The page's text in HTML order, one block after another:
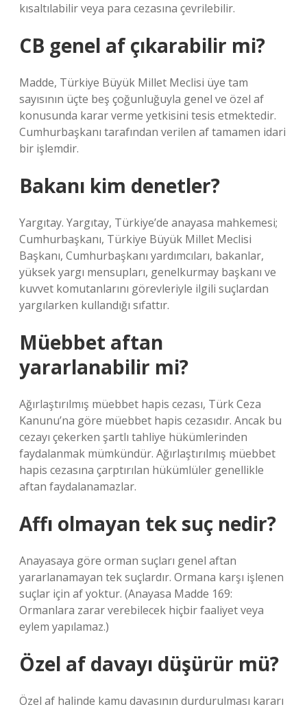
kısaltılabilir veya para cezasına çevrilebilir.
CB genel af çıkarabilir mi?
Madde, Türkiye Büyük Millet Meclisi üye tam
sayısının üçte beş çoğunluğuyla genel ve özel af
konusunda karar verme yetkisini tesis etmektedir.
Cumhurbaşkanı tarafından verilen af ​​tamamen idari
bir işlemdir.
Bakanı kim denetler?
Yargıtay. Yargıtay, Türkiye’de anayasa mahkemesi;
Cumhurbaşkanı, Türkiye Büyük Millet Meclisi
Başkanı, Cumhurbaşkanı yardımcıları, bakanlar,
yüksek yargı mensupları, genelkurmay başkanı ve
kuvvet komutanlarını görevleriyle ilgili suçlardan
yargılarken kullandığı sıfattır.
Müebbet aftan
yararlanabilir mi?
Ağırlaştırılmış müebbet hapis cezası, Türk Ceza
Kanunu’na göre müebbet hapis cezasıdır. Ancak bu
cezayı çekerken şartlı tahliye hükümlerinden
faydalanmak mümkündür. Ağırlaştırılmış müebbet
hapis cezasına çarptırılan hükümlüler genellikle
aftan faydalanamazlar.
Affı olmayan tek suç nedir?
Anayasaya göre orman suçları genel aftan
yararlanamayan tek suçlardır. Ormana karşı işlenen
suçlar için af yoktur. (Anayasa Madde 169:
Ormanlara zarar verebilecek hiçbir faaliyet veya
eylem yapılamaz.)
Özel af davayı düşürür mü?
Özel af halinde kamu davasının durdurulması kararı